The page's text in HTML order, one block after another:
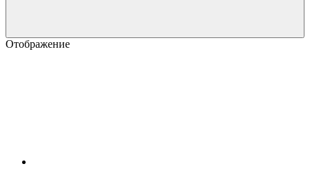
Отображение